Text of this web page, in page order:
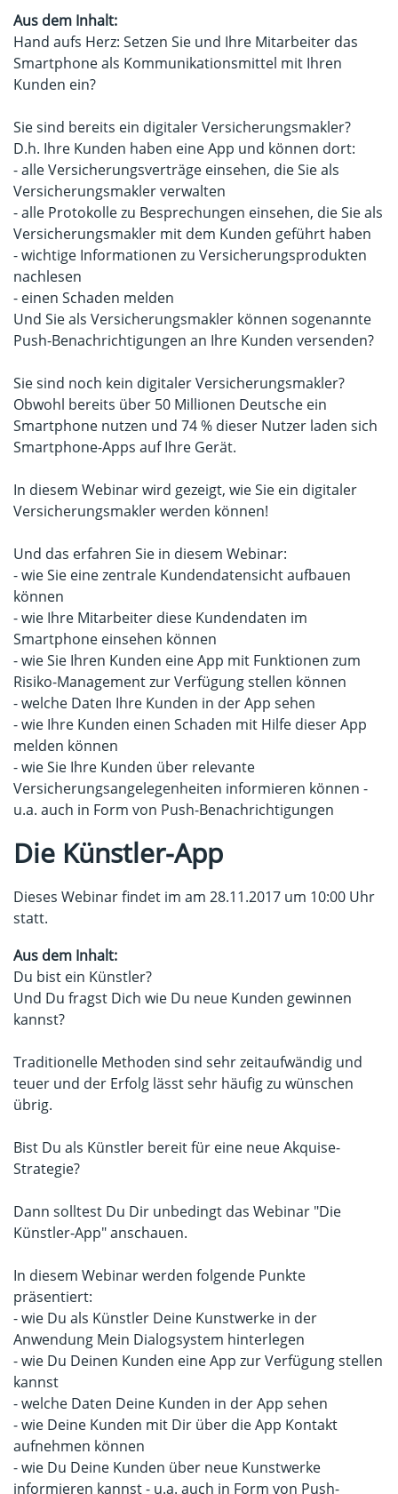
Aus dem Inhalt:
Hand aufs Herz: Setzen Sie und Ihre Mitarbeiter das
Smartphone als Kommunikationsmittel mit Ihren
Kunden ein?
Sie sind bereits ein digitaler Versicherungsmakler?
D.h. Ihre Kunden haben eine App und können dort:
- alle Versicherungsverträge einsehen, die Sie als
Versicherungsmakler verwalten
- alle Protokolle zu Besprechungen einsehen, die Sie als
Versicherungsmakler mit dem Kunden geführt haben
- wichtige Informationen zu Versicherungsprodukten
nachlesen
- einen Schaden melden
Und Sie als Versicherungsmakler können sogenannte
Push-Benachrichtigungen an Ihre Kunden versenden?
Sie sind noch kein digitaler Versicherungsmakler?
Obwohl bereits über 50 Millionen Deutsche ein
Smartphone nutzen und 74 % dieser Nutzer laden sich
Smartphone-Apps auf Ihre Gerät.
In diesem Webinar wird gezeigt, wie Sie ein digitaler
Versicherungsmakler werden können!
Und das erfahren Sie in diesem Webinar:
- wie Sie eine zentrale Kundendatensicht aufbauen
können
- wie Ihre Mitarbeiter diese Kundendaten im
Smartphone einsehen können
- wie Sie Ihren Kunden eine App mit Funktionen zum
Risiko-Management zur Verfügung stellen können
- welche Daten Ihre Kunden in der App sehen
- wie Ihre Kunden einen Schaden mit Hilfe dieser App
melden können
- wie Sie Ihre Kunden über relevante
Versicherungsangelegenheiten informieren können -
u.a. auch in Form von Push-Benachrichtigungen
Die Künstler-App
Dieses Webinar findet im am 28.11.2017 um 10:00 Uhr
statt.
Aus dem Inhalt:
Du bist ein Künstler?
Und Du fragst Dich wie Du neue Kunden gewinnen
kannst?
Traditionelle Methoden sind sehr zeitaufwändig und
teuer und der Erfolg lässt sehr häufig zu wünschen
übrig.
Bist Du als Künstler bereit für eine neue Akquise-
Strategie?
Dann solltest Du Dir unbedingt das Webinar "Die
Künstler-App" anschauen.
In diesem Webinar werden folgende Punkte
präsentiert:
- wie Du als Künstler Deine Kunstwerke in der
Anwendung Mein Dialogsystem hinterlegen
- wie Du Deinen Kunden eine App zur Verfügung stellen
kannst
- welche Daten Deine Kunden in der App sehen
- wie Deine Kunden mit Dir über die App Kontakt
aufnehmen können
- wie Du Deine Kunden über neue Kunstwerke
informieren kannst - u.a. auch in Form von Push-